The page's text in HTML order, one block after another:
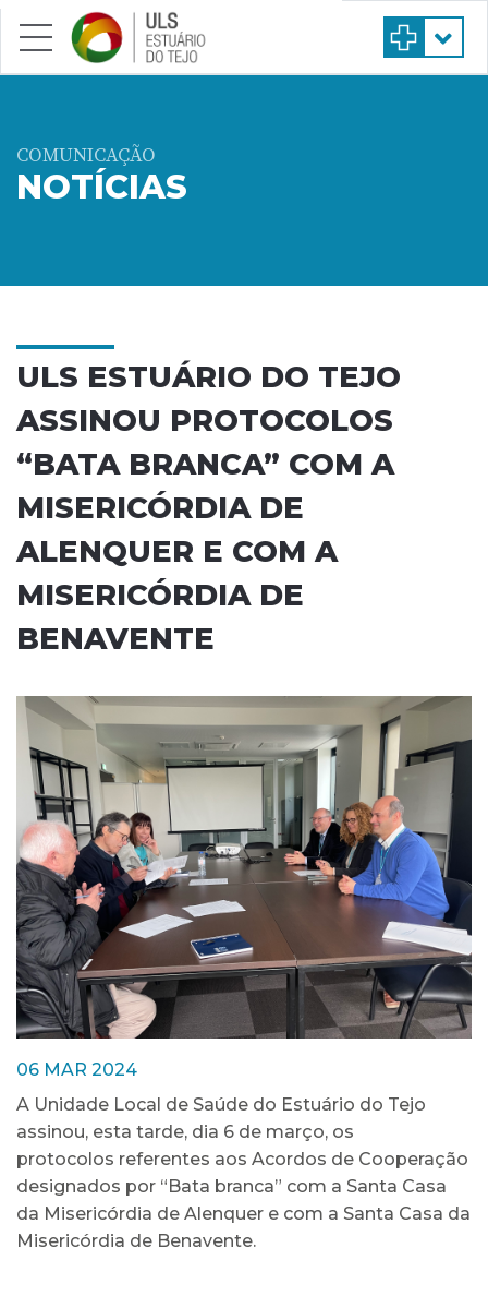
Saltar para conteúdo principal
COMUNICAÇÃO
NOTÍCIAS
ULS ESTUÁRIO DO TEJO
ASSINOU PROTOCOLOS
“BATA BRANCA” COM A
MISERICÓRDIA DE
ALENQUER E COM A
MISERICÓRDIA DE
BENAVENTE
06 MAR 2024
A Unidade Local de Saúde do Estuário do Tejo
assinou, esta tarde, dia 6 de março, os
protocolos referentes aos Acordos de Cooperação
designados por “Bata branca” com a Santa Casa
da Misericórdia de Alenquer e com a Santa Casa da
Misericórdia de Benavente.